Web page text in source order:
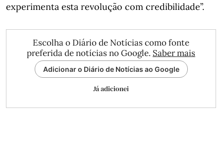
experimenta esta revolução com credibilidade”.
Escolha o Diário de Notícias como fonte
preferida de notícias no Google. Saber mais
Adicionar o Diário de Notícias ao Google
Já adicionei